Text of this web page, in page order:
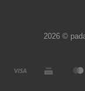
2026 ©